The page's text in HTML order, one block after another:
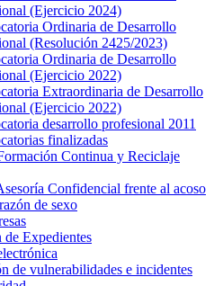
(Ejercicio 2024)
Ordinaria de Desarrollo
(Resolución 2425/2023)
Ordinaria de Desarrollo
(Ejercicio 2022)
Extraordinaria de Desarrollo
(Ejercicio 2022)
desarrollo profesional 2011
finalizadas
Continua y Reciclaje
Confidencial frente al acoso
de sexo
Expedientes
de vulnerabilidades e incidentes